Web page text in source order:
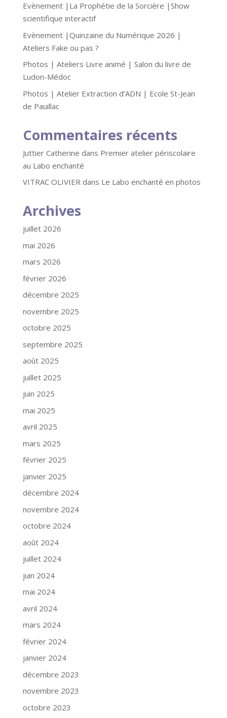
Evènement |La Prophétie de la Sorcière |Show
scientifique interactif
Evènement |Quinzaine du Numérique 2026 |
Ateliers Fake ou pas ?
Photos | Ateliers Livre animé | Salon du livre de
Ludon-Médoc
Photos | Atelier Extraction d’ADN | Ecole St-Jean
de Pauillac
Commentaires récents
Juttier Catherine dans Premier atelier périscolaire
au Labo enchanté
VITRAC OLIVIERdans Le Labo enchanté en photos
Archives
juillet 2026
mai 2026
mars 2026
février 2026
décembre 2025
novembre 2025
octobre 2025
septembre 2025
août 2025
juillet 2025
juin 2025
mai 2025
avril 2025
mars 2025
février 2025
janvier 2025
décembre 2024
novembre 2024
octobre 2024
août 2024
juillet 2024
juin 2024
mai 2024
avril 2024
mars 2024
février 2024
janvier 2024
décembre 2023
novembre 2023
octobre 2023